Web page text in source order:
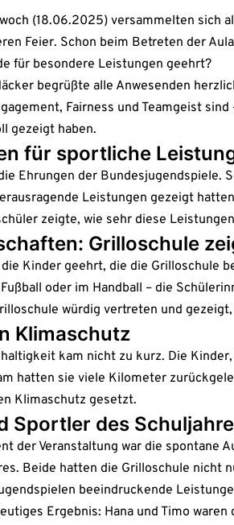
(18.06.2025) ver­sam­mel­ten sich
Fei­er. Schon beim Betre­ten der
für beson­de­re Leis­tun­gen geehrt?
begrüß­te alle Anwe­sen­den
Fair­ness und Team­geist
gezeigt haben.
für sport­li­che
Ehrun­gen der
Leis­tun­gen gezeigt
zeig­te, wie sehr die­se
Gril­lo­schu­le
Kin­der geehrt, die die Gril­lo­schu­le
oder im Hand­ball – die
wür­dig ver­tre­ten und
Kli­ma­schutz
kam nicht zu kurz. Die
hat­ten sie vie­le Kilo­me­ter
Kli­ma­schutz gesetzt.
Sport­ler des
der Ver­an­stal­tung war die spon­ta­ne
Bei­de hat­ten die Gril­lo­schu­le nicht
beein­dru­cken­de
Ergeb­nis: Hana und Timo